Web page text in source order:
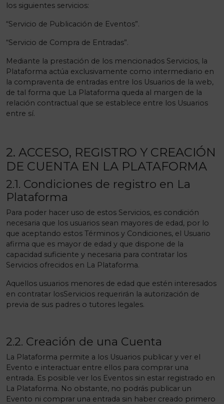
los siguientes servicios:
“Servicio de Publicación de Eventos”.
“Servicio de Compra de Entradas”.
Mediante la prestación de los mencionados Servicios, la
Plataforma actúa exclusivamente como intermediario en
la compraventa de entradas entre los Usuarios de la web,
de tal forma que La Plataforma queda al margen de la
relación contractual que se establece entre los Usuarios
entre sí.
2. ACCESO, REGISTRO Y CREACIÓN
DE CUENTA EN LA PLATAFORMA
2.1. Condiciones de registro en La
Plataforma
Para poder hacer uso de estos Servicios, es condición
necesaria que los usuarios sean mayores de edad, por lo
que aceptando estos Términos y Condiciones, el Usuario
afirma que es mayor de edad y que dispone de la
capacidad suficiente y necesaria para contratar los
Servicios ofrecidos en La Plataforma.
Aquellos usuarios menores de edad que estén interesados
en contratar losServicios requerirán la autorización de
previa de sus padres o tutores legales.
2.2. Creación de una Cuenta
La Plataforma permite a los Usuarios publicar y ver el
Evento e interactuar entre ellos para comprar una
entrada. Es posible ver los Eventos sin estar registrado en
La Plataforma. No obstante, no podrás publicar un
Evento ni comprar una entrada sin haber creado primero